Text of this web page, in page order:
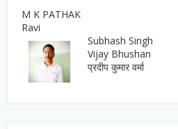
M K PATHAK
Ravi
Subhash Singh
Vijay Bhushan
प्रदीप कुमार वर्मा